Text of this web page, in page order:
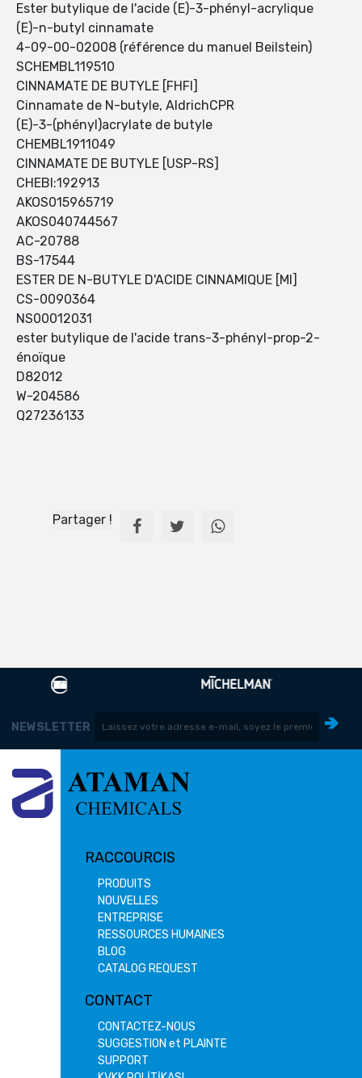
Ester butylique de l'acide (E)-3-phényl-acrylique
(E)-n-butyl cinnamate
4-09-00-02008 (référence du manuel Beilstein)
SCHEMBL119510
CINNAMATE DE BUTYLE [FHFI]
Cinnamate de N-butyle, AldrichCPR
(E)-3-(phényl)acrylate de butyle
CHEMBL1911049
CINNAMATE DE BUTYLE [USP-RS]
CHEBI:192913
AKOS015965719
AKOS040744567
AC-20788
BS-17544
ESTER DE N-BUTYLE D'ACIDE CINNAMIQUE [MI]
CS-0090364
NS00012031
ester butylique de l'acide trans-3-phényl-prop-2-
énoïque
D82012
W-204586
Q27236133
Partager !
NEWSLETTER
RACCOURCIS
PRODUITS
NOUVELLES
ENTREPRISE
RESSOURCES HUMAINES
BLOG
CATALOG REQUEST
CONTACT
CONTACTEZ-NOUS
SUGGESTION et PLAINTE
SUPPORT